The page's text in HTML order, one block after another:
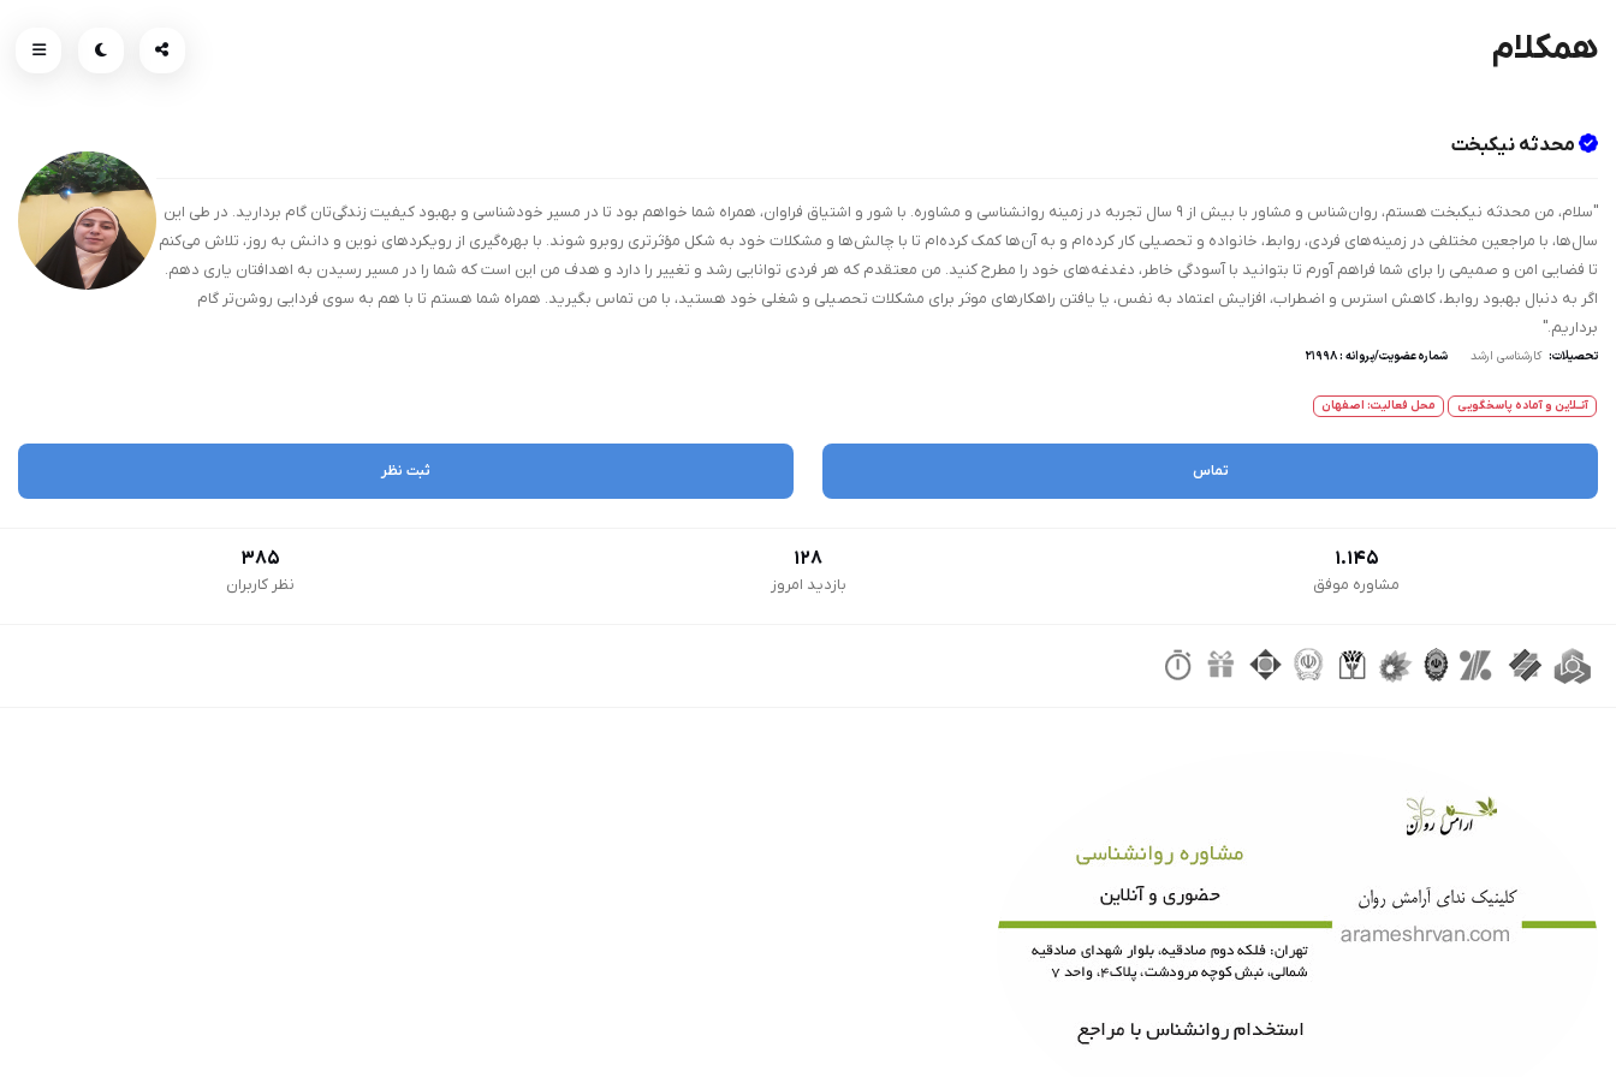
همکلام
محدثه نیکبخت
"سلام، من محدثه نیکبخت هستم، روان‌شناس و مشاور با بیش از ۹ سال تجربه در زمینه روانشناسی و مشاوره. با شور و اشتیاق فراوان، همراه شما خواهم بود تا در مسیر خودشناسی و بهبود کیفیت زندگی‌تان گام بردارید. در طی این
سال‌ها، با مراجعین مختلفی در زمینه‌های فردی، روابط، خانواده و تحصیلی کار کرده‌ام و به آن‌ها کمک کرده‌ام تا با چالش‌ها و مشکلات خود به شکل مؤثرتری روبرو شوند. با بهره‌گیری از رویکردهای نوین و دانش به روز، تلاش می‌کنم
تا فضایی امن و صمیمی را برای شما فراهم آورم تا بتوانید با آسودگی خاطر، دغدغه‌های خود را مطرح کنید. من معتقدم که هر فردی توانایی رشد و تغییر را دارد و هدف من این است که شما را در مسیر رسیدن به اهدافتان یاری دهم.
اگر به دنبال بهبود روابط، کاهش استرس و اضطراب، افزایش اعتماد به نفس، یا یافتن راهکارهای موثر برای مشکلات تحصیلی و شغلی خود هستید، با من تماس بگیرید. همراه شما هستم تا با هم به سوی فردایی روشن‌تر گام
برداریم."
تحصیلات: کارشناسی ارشد شماره عضویت/پروانه : 21998
آنــلاین و آماده پاسخگویی محل فعالیت: اصفهان
تماس ثبت نظر
1.145
مشاوره موفق
128
بازدید امروز
385
نظر کاربران